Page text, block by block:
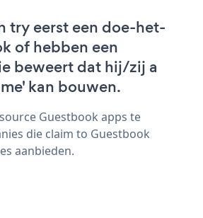
try eerst een doe-het-
of hebben een
beweert dat hij/zij a
kan bouwen.
Guestbook apps te
die claim to Guestbook
aanbieden.